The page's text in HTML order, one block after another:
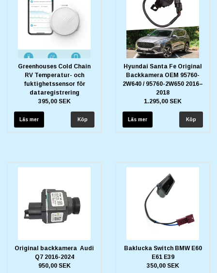
Greenhouses Cold Chain
RV Temperatur- och
fuktighetssensor för
dataregistrering
395,00 SEK
Läs mer
Hyundai Santa Fe Original
Backkamera OEM 95760-
2W640 / 95760-2W650 2016–
2018
1.295,00 SEK
Läs mer
Original backkamera Audi
Q7 2016-2024
950,00 SEK
Baklucka Switch BMW E60
E61 E39
350,00 SEK